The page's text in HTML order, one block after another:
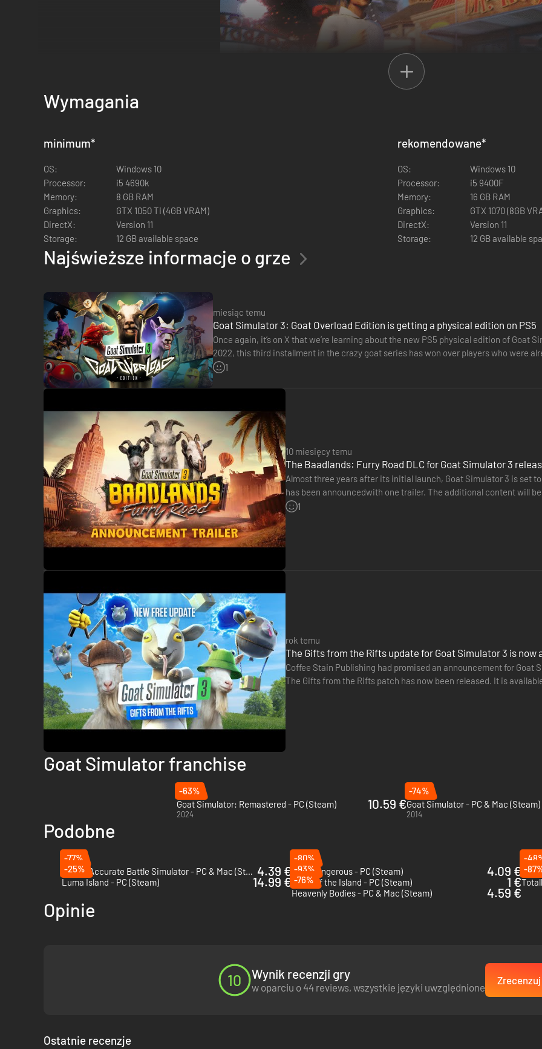
Jeśli marzy ci się więcej niż jedna koza, proszę bardzo! W Goat Simulator 3 możesz zaprosić do trzech znajomych do gry w
minigry i w sumie to nawet przestać się kolegować. Bez obaw, do wyboru jest sporo opcji personalizacji, więc nie musisz się
Gra Goat Simulator 3 miała premierę w listopadzie 2022 roku, od tego czasu nasi „programiści” ciężko pracowali, dodając
Steama będą mieć dostęp nie tylko do podstawowej koziej zawartości, ale również do wszystkich wypuszczonych po
Operacji Damy Im Popalić i Najbardziej Podejrzanej Aktualizacji, a będzie ich jeszcze wiele więcej!
NAJWAŻNIEJSZE CECHY:
- Możesz być kozą.
- Możesz być kozą… na Steamie!
- Troje twoich znajomych również może zostać kozami i dołączyć do ciebie w lokalnym lub internetowym koopie.
- Powaga – jest tyle kóz, że starczy dla wszystkich. Kozy można przebierać w zmyślne ubranka. Dla każdego coś koziego!
- Kozę możesz zapakować w coś dziwacznego, np. w papier toaletowy albo tace do herbaty. A załóż jej nawet plecak rakietowy!
- Do pracy zatrudniliśmy ludzi, którzy wcześniej robili gry i to oni zajęli się treściami, wydarzeniami, eNPCami, fizyką, efektami
zdradami, złamanymi sercami.
- Mamy też minigry. Dużo. Bardzo dużo. (Bo siedem to dużo, no nie?)
Wymagania
minimum*
OS:
Windows 10
Processor:
i5 4690k
Memory:
8 GB RAM
Graphics:
GTX 1050 Ti (4GB VRAM)
DirectX:
Version 11
Storage:
12 GB available space
rekomendowane*
OS:
Windows 10
Processor:
i5 9400F
Memory:
16 GB RAM
Graphics:
GTX 1070 (8GB
DirectX:
Version 11
Storage:
12 GB available
Najświeższe informacje o grze
miesiąc temu
Goat Simulator 3: Goat Overload Edition is getting a physical edition on PS5
Once again, it’s on X that we’re learning about the new PS5 physical edition of Goat
2022, this third installment in the crazy goat series has won over players who were
the series,…
1
10 miesięcy temu
The Baadlands: Furry Road DLC for Goat Simulator 3
Almost three years after its initial launch, Goat Simulator 3 is set
has been announcedwith one trailer. The additional content will
players into an apocalyptic San Angora state that…
1
rok temu
The Gifts from the Rifts update for Goat Simulator 3 is now
Coffee Stain Publishing had promised an announcement for Goat
The Gifts from the Rifts patch has now been released. It is
Goat Simulator franchise
-63%
Goat Simulator: Remastered - PC (Steam)
2024
10.59 €
-74%
Goat Simulator - PC & Mac (Steam)
2014
Podobne
-77%
Totally Accurate Battle Simulator - PC & Mac (Steam) 4.39 €
-80%
Elite Dangerous - PC (Steam)
4.09 €
-
-25%
Luma Island - PC (Steam)
14.99 €
-93%
Spirit of the Island - PC (Steam)
1 €
-
-76%
Heavenly Bodies - PC & Mac (Steam)
4.59 €
Opinie
10 Wynik recenzji gry
w oparciu o 44 reviews, wszystkie języki uwzględnione
Ostatnie recenzje